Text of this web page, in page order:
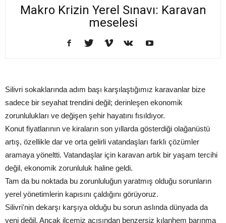
Makro Krizin Yerel Sınavı: Karavan
meselesi
Silivri sokaklarında adım başı karşılaştığımız karavanlar bize
sadece bir seyahat trendini değil; derinleşen ekonomik
zorunlulukları ve değişen şehir hayatını fısıldıyor.
Konut fiyatlarının ve kiraların son yıllarda gösterdiği olağanüstü
artış, özellikle dar ve orta gelirli vatandaşları farklı çözümler
aramaya yöneltti. Vatandaşlar için karavan artık bir yaşam tercihi
değil, ekonomik zorunluluk haline geldi.
Tam da bu noktada bu zorunluluğun yaratmış olduğu sorunların
yerel yönetimlerin kapısını çaldığını görüyoruz.
Silivri'nin dekarşı karşıya olduğu bu sorun aslında dünyada da
yeni değil. Ancak ilçemiz açısından benzersiz kılanhem barınma